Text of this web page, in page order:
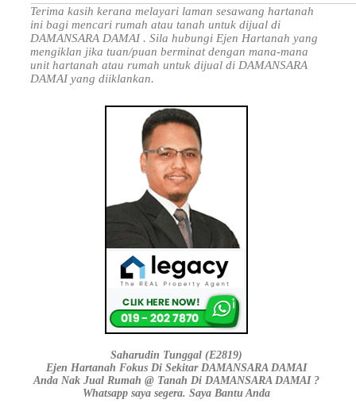
Terima kasih kerana melayari laman sesawang hartanah
ini bagi mencari rumah atau tanah untuk dijual di
DAMANSARA DAMAI . Sila hubungi Ejen Hartanah yang
mengiklan jika tuan/puan berminat dengan mana-mana
unit hartanah atau rumah untuk dijual di DAMANSARA
DAMAI yang diiklankan.
Saharudin Tunggal (E2819)
Ejen Hartanah Fokus Di Sekitar DAMANSARA DAMAI
Anda Nak Jual Rumah @ Tanah Di DAMANSARA DAMAI ?
Whatsapp saya segera. Saya Bantu Anda